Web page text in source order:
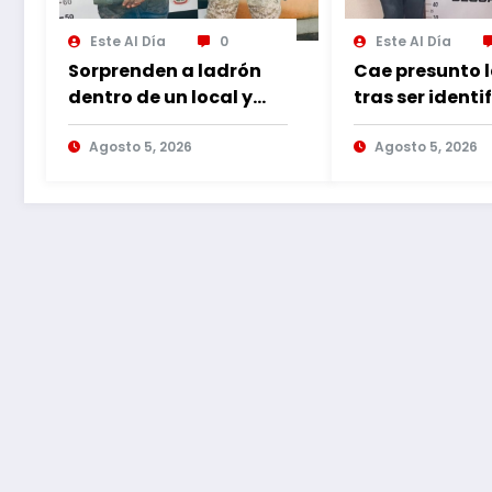
Este Al Día 0
Sorprenden a ladrón
dentro de un local y
cae tras persecución
Agosto 5, 2026
Este Al Día
Cae presunto
tras ser
por cámaras
seguridad
Agosto 5, 2026